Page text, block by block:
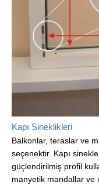
Kapı Sineklikleri
Balkonlar, teraslar ve
seçenektir. Kapı
güçlendirilmiş profil
manyetik mandallar ve